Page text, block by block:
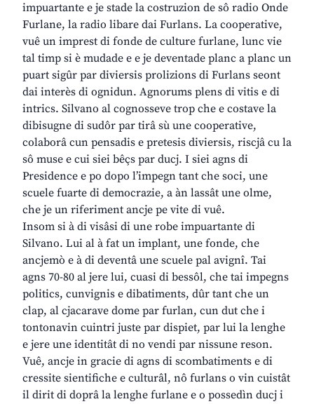
impuartante e je stade la costruzion de sô radio Onde
Furlane, la radio libare dai Furlans. La cooperative,
vuê un imprest di fonde de culture furlane, lunc vie
tal timp si è mudade e e je deventade planc a planc un
puart sigûr par diviersis prolizions di Furlans seont
dai interès di ognidun. Agnorums plens di vitis e di
intrics. Silvano al cognosseve trop che e costave la
dibisugne di sudôr par tirâ sù une cooperative,
colaborâ cun pensadis e pretesis diviersis, riscjâ cu la
sô muse e cui siei bêçs par ducj. I siei agns di
Presidence e po dopo l’impegn tant che soci, une
scuele fuarte di democrazie, a àn lassât une olme,
che je un riferiment ancje pe vite di vuê.
Insom si à di visâsi di une robe impuartante di
Silvano. Lui al à fat un implant, une fonde, che
ancjemò e à di deventâ une scuele pal avignî. Tai
agns 70-80 al jere lui, cuasi di bessôl, che tai impegns
politics, cunvignis e dibatiments, dûr tant che un
clap, al cjacarave dome par furlan, cun dut che i
tontonavin cuintri juste par dispiet, par lui la lenghe
e jere une identitât di no vendi par nissune reson.
Vuê, ancje in gracie di agns di scombatiments e di
cressite sientifiche e culturâl, nô furlans o vin cuistât
il dirit di doprâ la lenghe furlane e o possedìn ducj i